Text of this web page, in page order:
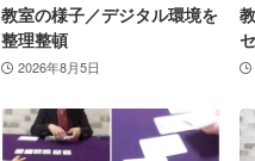
教室の様子／デジタル環境を
整理整頓
2026年8月5日